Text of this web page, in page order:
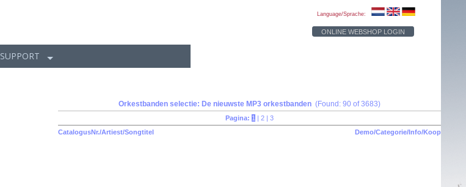
Language/Sprache:
ONLINE WEBSHOP LOGIN
SUPPORT
Orkestbanden selectie: De nieuwste MP3 orkestbanden (Found: 90 of 3683)
Pagina: 1 | 2 | 3
CatalogusNr./Artiest/Songtitel
Demo/Categorie/Info/Koop